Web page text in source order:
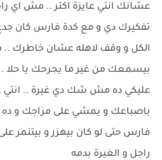
عشانك انتي عايزة اكتر .. مش اي
تفكيرك دي و مع كدة فارس كان
الكل و وقف لاهله عشان خاطرك ..
بيسمعك من غير ما يجرحك يا حلا
عليكي ده مش شك دي غيرة .. انتي
باصباعك و يمشي على مزاجك و
فارس حتى لو كان بيهزر و بيتنمر
راجل و الغيرة بدمه